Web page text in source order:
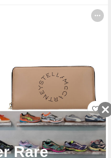
¥61,200送料込
Stella McCartney